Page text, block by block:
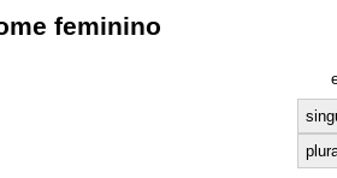
feminino